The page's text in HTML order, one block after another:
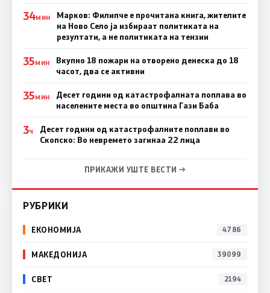
34МИН
Марков: Филипче е прочитана книга, жителите
на Ново Село ја избираат политиката на
резултати, а не политиката на тензии
35МИН
Вкупно 18 пожари на отворено денеска до 18
часот, два се активни
35МИН
Десет години од катастрофалната поплава во
населените места во општина Гази Баба
3Ч
Десет години од катастрофалните поплави во
Скопско: Во невремето загинаа 22 лица
ПРИКАЖИ УШТЕ ВЕСТИ →
РУБРИКИ
ЕКОНОМИЈА 4786
МАКЕДОНИЈА 39099
СВЕТ 2194